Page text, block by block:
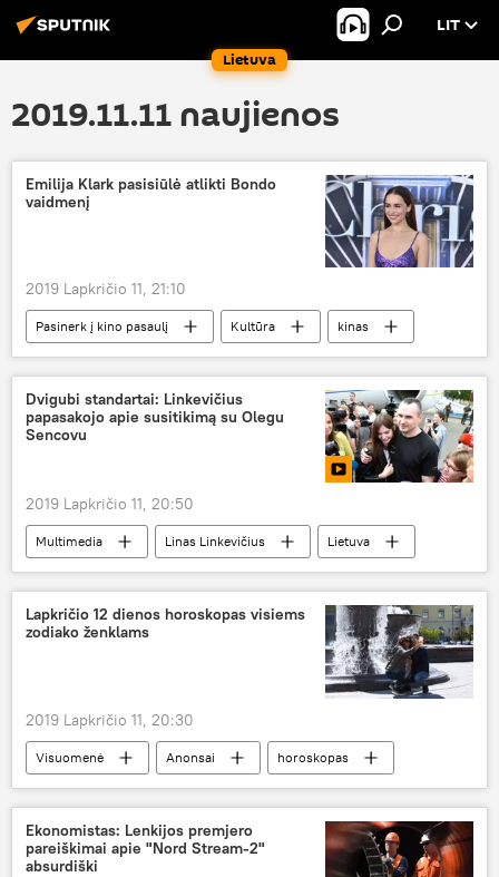
Lietuva
LIT
2019.11.11 naujienos
Emilija Klark pasisiūlė atlikti Bondo
vaidmenį
2019 Lapkričio 11, 21:10
Pasinerk į kino pasaulį Kultūra kinas
Dvigubi standartai: Linkevičius
papasakojo apie susitikimą su Olegu
Sencovu
2019 Lapkričio 11, 20:50
Multimedia Linas Linkevičius
Lietuva
Olegas Sencovas
Rusija
Lapkričio 12 dienos horoskopas visiems
zodiako ženklams
2019 Lapkričio 11, 20:30
Visuomenė Anonsai horoskopas
Ekonomistas: Lenkijos premjero
pareiškimai apie "Nord Stream-2"
absurdiški